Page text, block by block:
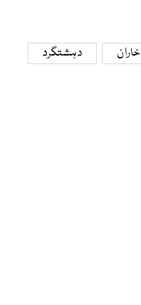
خاران
دہشتگرد